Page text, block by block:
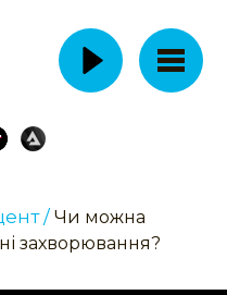
/ Чи можна
захворювання?